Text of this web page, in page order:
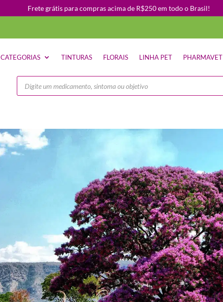
Frete grátis para compras acima de R$250 em todo o Brasil!
CATEGORIAS TINTURAS FLORAIS LINHA PET PHARMAVET
Pesquisar